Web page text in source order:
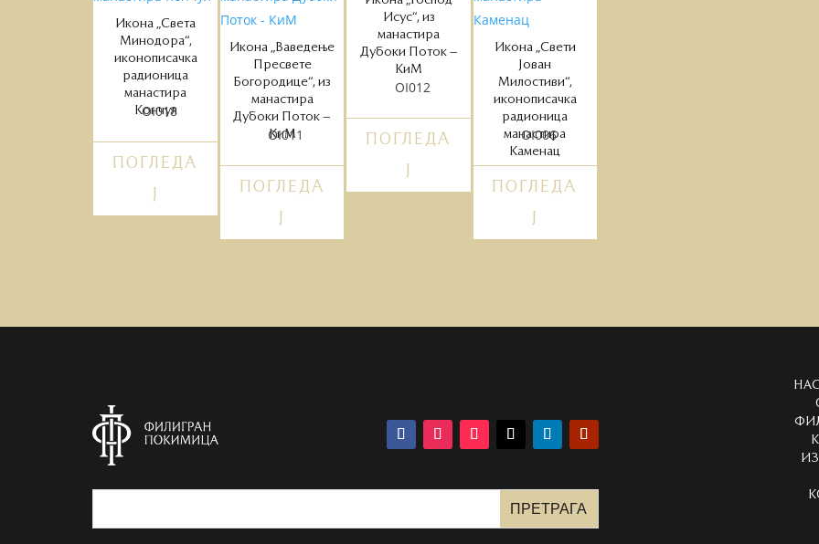
Икона „Света
Минодора“,
иконописачка
радионица
манастира
Кончул
OI018
ПОГЛЕДА
Икона „Ваведење
Пресвете
Богородице“, из
манастира
Дубоки Поток –
КиМ
OI011
ПОГЛЕДА
Исус“, из
манастира
Дубоки Поток –
КиМ
OI012
ПОГЛЕДА
Икона „Свети
Јован
Милостиви“,
иконописачка
радионица
манастира
Каменац
OI006
ПОГЛЕДА